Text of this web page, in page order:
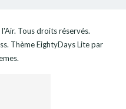
l'Air. Tous droits réservés.
. ThèmeEightyDays Litepar